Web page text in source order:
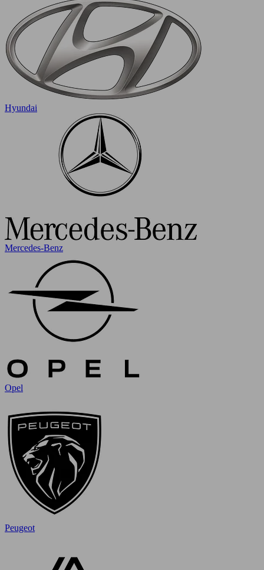
Hyundai
Mercedes-Benz
Opel
Peugeot